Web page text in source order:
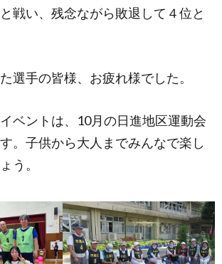
戦い、残念ながら敗退して４位と
選手の皆様、お疲れ様でした。
ベントは、10月の日進地区運動会
。子供から大人までみんなで楽し
う。